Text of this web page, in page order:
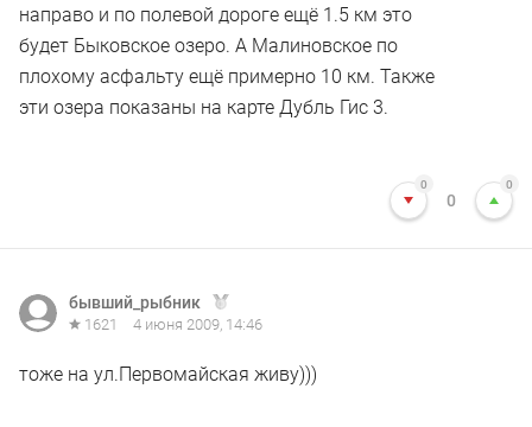
направо и по полевой дороге ещё 1.5 км это
будет Быковское озеро. А Малиновское по
плохому асфальту ещё примерно 10 км. Также
эти озера показаны на карте Дубль Гис 3.
0
0
0
бывший_рыбник
1621 4 июня 2009, 14:46
тоже на ул.Первомайская живу)))